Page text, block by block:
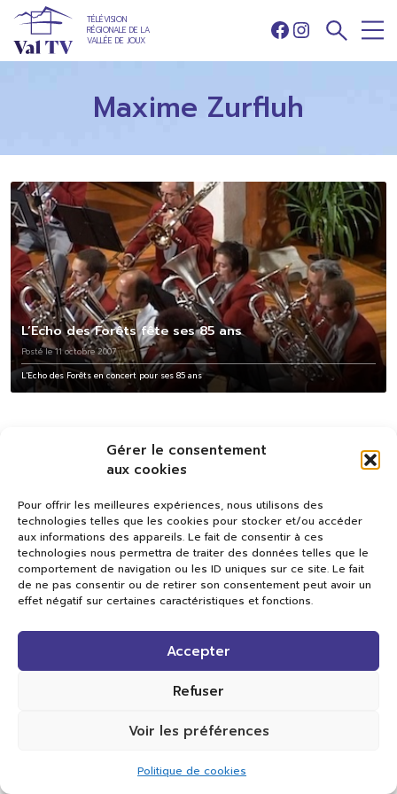
Gérer le consentement
aux cookies
Pour offrir les meilleures expériences, nous utilisons des
technologies telles que les cookies pour stocker et/ou accéder
aux informations des appareils. Le fait de consentir à ces
technologies nous permettra de traiter des données telles que le
comportement de navigation ou les ID uniques sur ce site. Le fait
de ne pas consentir ou de retirer son consentement peut avoir un
effet négatif sur certaines caractéristiques et fonctions.
Accepter
Refuser
Voir les préférences
Politique de cookies
TÉLÉVISION
RÉGIONALE DE LA
VALLÉE DE JOUX
Facebook
Instagram
Maxime Zurfluh
L’Echo des Forêts fête ses 85 ans
Posté le 11 octobre 2007
L'Echo des Forêts en concert pour ses 85 ans
Val TV
Centre de Compétences Médias
Rue du Pont-Neuf 24
Tous droits réservés.
Réalisation Cavin-Baudat Digital Lab